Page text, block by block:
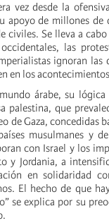
vez desde la
apoyo de millones de
civiles. Se lleva a
las
ignoran las
en los
árabe, su
palestina, que
de Gaza, concedidas
musulmanes y
con Israel y los
y Jordania, a
en solidaridad
El hecho de que
se explica por su